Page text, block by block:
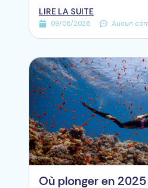
LIRE LA SUITE
09/06/2026 Aucun
Où plonger en